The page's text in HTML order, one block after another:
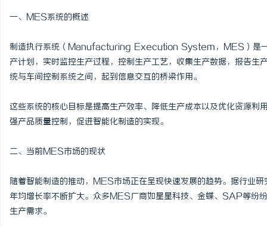
一、MES系统的概述
制造执行系统（Manufacturing Execution System，MES）是一
产计划，实时监控生产过程，控制生产工艺，收集生产数据，报告
统与车间控制系统之间，起到信息交互的桥梁作用。
这些系统的核心目标是提高生产效率、降低生产成本以及优化资源
强产品质量控制，促进智能化制造的实现。
二、当前MES市场的现状
随着智能制造的推动，MES市场正在呈现快速发展的趋势。据行业
年均增长率不断扩大。众多MES厂商如星星科技、金蝶、SAP等纷
生产需求。